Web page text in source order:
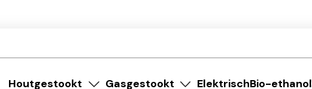
Houtgestookt Gasgestookt ElektrischBio-ethanol